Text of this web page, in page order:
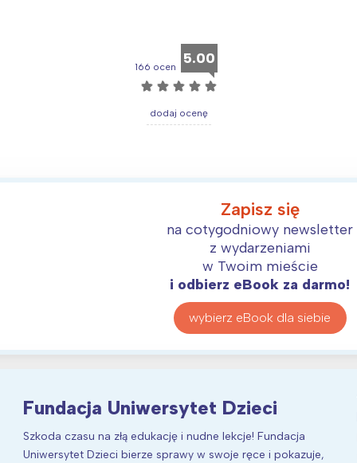
166 ocen 5.00
☆ ☆ ☆ ☆ ☆
dodaj ocenę
Zapisz się
na cotygodniowy newsletter
z wydarzeniami
w Twoim mieście
i odbierz eBook za darmo!
wybierz eBook dla siebie
Fundacja Uniwersytet Dzieci
Szkoda czasu na złą edukację i nudne lekcje! Fundacja
Uniwersytet Dzieci bierze sprawy w swoje ręce i pokazuje,
Wszystkie
Wybieram